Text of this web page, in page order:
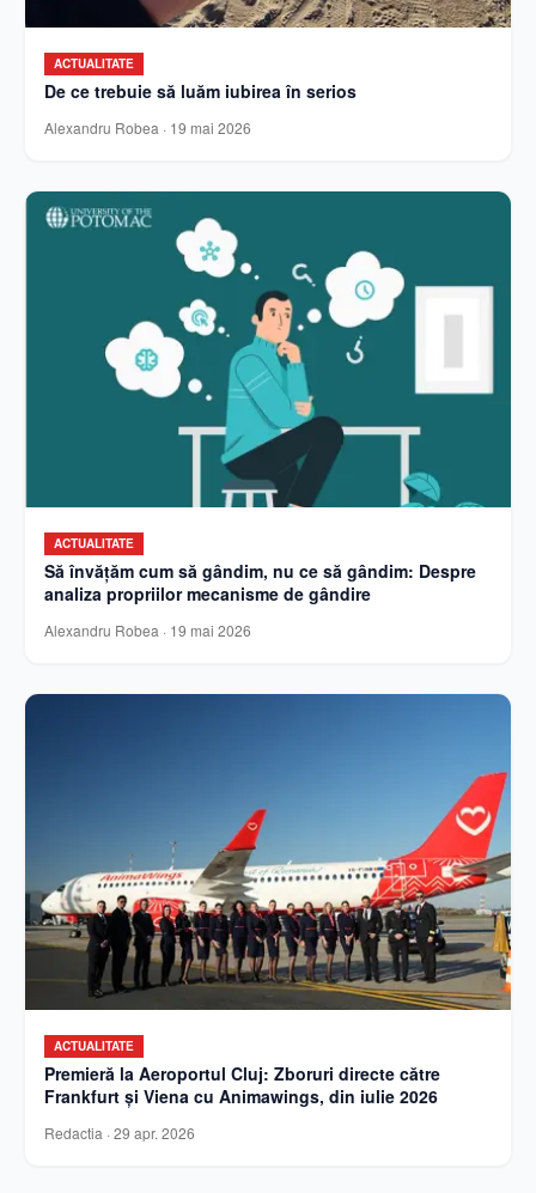
ACTUALITATE
De ce trebuie să luăm iubirea în serios
Alexandru Robea · 19 mai 2026
ACTUALITATE
Să învățăm cum să gândim, nu ce să gândim: Despre
analiza propriilor mecanisme de gândire
Alexandru Robea · 19 mai 2026
ACTUALITATE
Premieră la Aeroportul Cluj: Zboruri directe către
Frankfurt și Viena cu Animawings, din iulie 2026
Redactia · 29 apr. 2026